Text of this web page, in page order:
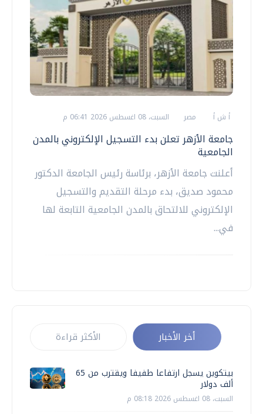
أ ش أ مصر السبت، 08 اغسطس 2026 06:41 م
جامعة الأزهر تعلن بدء التسجيل الإلكتروني بالمدن
الجامعية
أعلنت جامعة الأزهر، برئاسة رئيس الجامعة الدكتور
محمود صديق، بدء مرحلة التقديم والتسجيل
الإلكتروني للالتحاق بالمدن الجامعية التابعة لها
في...
أخر الأخبار الأكثر قراءة
بيتكوين يسجل ارتفاعا طفيفا ويقترب من 65
ألف دولار
السبت، 08 اغسطس 2026 08:18 م